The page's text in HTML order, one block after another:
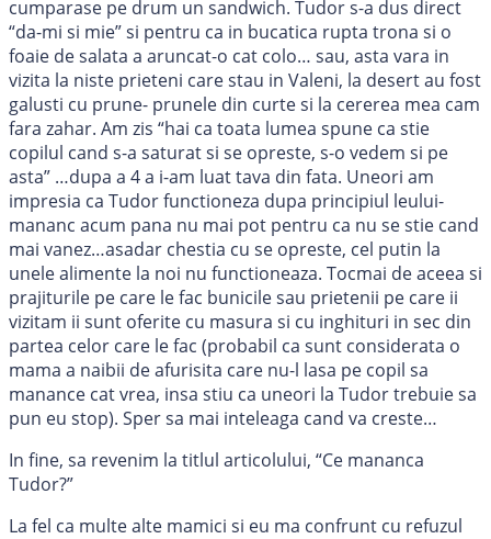
cumparase pe drum un sandwich. Tudor s-a dus direct
“da-mi si mie” si pentru ca in bucatica rupta trona si o
foaie de salata a aruncat-o cat colo… sau, asta vara in
vizita la niste prieteni care stau in Valeni, la desert au fost
galusti cu prune- prunele din curte si la cererea mea cam
fara zahar. Am zis “hai ca toata lumea spune ca stie
copilul cand s-a saturat si se opreste, s-o vedem si pe
asta” …dupa a 4 a i-am luat tava din fata. Uneori am
impresia ca Tudor functioneza dupa principiul leului-
mananc acum pana nu mai pot pentru ca nu se stie cand
mai vanez…asadar chestia cu se opreste, cel putin la
unele alimente la noi nu functioneaza. Tocmai de aceea si
prajiturile pe care le fac bunicile sau prietenii pe care ii
vizitam ii sunt oferite cu masura si cu inghituri in sec din
partea celor care le fac (probabil ca sunt considerata o
mama a naibii de afurisita care nu-l lasa pe copil sa
manance cat vrea, insa stiu ca uneori la Tudor trebuie sa
pun eu stop). Sper sa mai inteleaga cand va creste…
In fine, sa revenim la titlul articolului, “Ce mananca
Tudor?”
La fel ca multe alte mamici si eu ma confrunt cu refuzul